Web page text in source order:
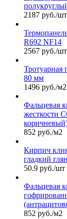
2187 руб./шт
R692 NF14
2567 руб./шт
Тротуарная
80 мм
1496 руб./м2
Фальцевая
жесткости
852 руб./м2
Кирпич
гладкий
50.9 руб./шт
Фальцевая
852 руб./м2